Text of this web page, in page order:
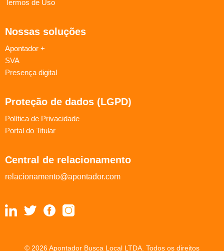
Termos de Uso
Nossas soluções
Apontador +
SVA
Presença digital
Proteção de dados (LGPD)
Política de Privacidade
Portal do Titular
Central de relacionamento
relacionamento@apontador.com
© 2026 Apontador Busca Local LTDA. Todos os direitos